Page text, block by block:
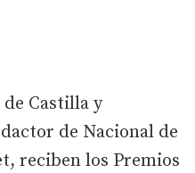
Castilla y
de Nacional de
reciben los Premios